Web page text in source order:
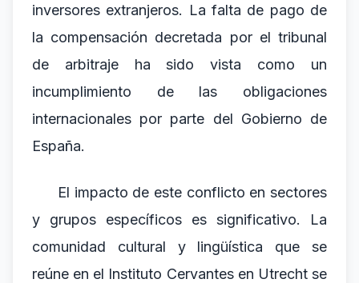
inversores extranjeros. La falta de pago de
la compensación decretada por el tribunal
de arbitraje ha sido vista como un
incumplimiento de las obligaciones
internacionales por parte del Gobierno de
España.
El impacto de este conflicto en sectores
y grupos específicos es significativo. La
comunidad cultural y lingüística que se
reúne en el Instituto Cervantes en Utrecht se